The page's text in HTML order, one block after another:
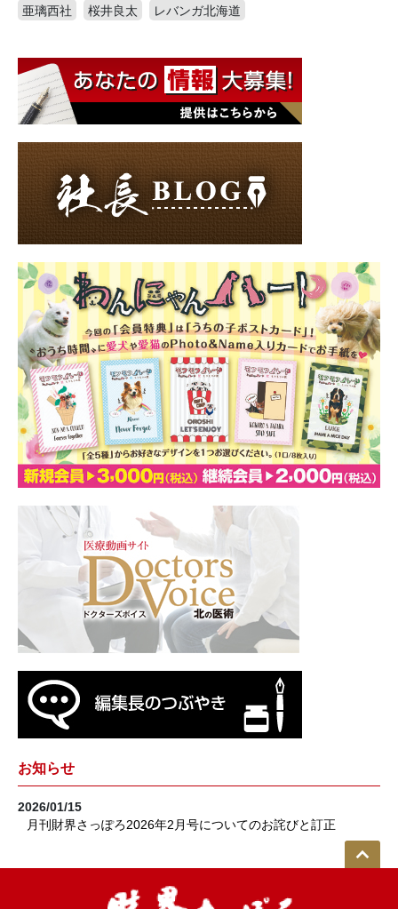
亜璃西社
桜井良太 レバンガ北海道
お知らせ
2026/01/15
月刊財界さっぽろ2026年2月号についてのお詫びと訂正